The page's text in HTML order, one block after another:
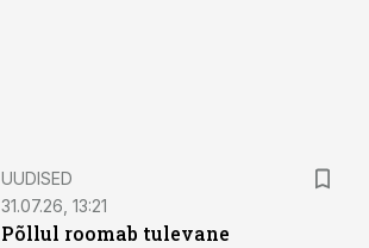
UUDISED
31.07.26, 13:21
Põllul roomab tulevane